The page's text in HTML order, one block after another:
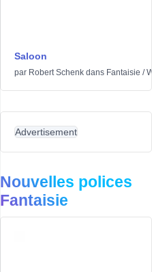
Saloon
par Robert Schenk dans Fantaisie /
Advertisement
Nouvelles polices
Fantaisie